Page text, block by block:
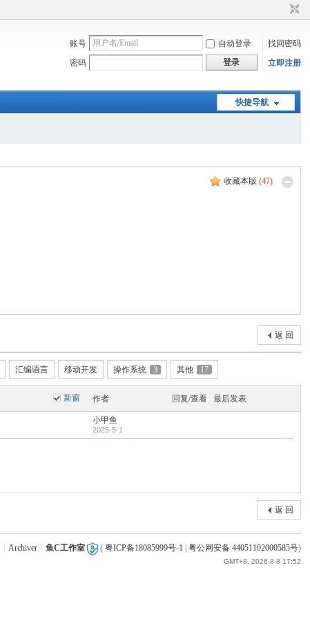
账号 自动登录
找回密码
密码
登录 立即注册
快捷导航
收藏本版 (47)
返 回
汇编语言 移动开发 操作系统 3 其他 17
新窗 作者 回复/查看 最后发表
小甲鱼
2025-5-1
返 回
Archiver 鱼C工作室 ( 粤ICP备18085999号-1 粤公网安备 44051102000585号)
GMT+8, 2026-8-8 17:52